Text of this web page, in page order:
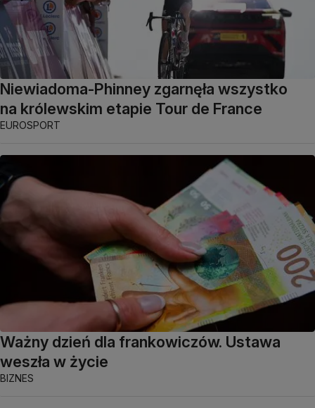
Niewiadoma-Phinney zgarnęła wszystko
na królewskim etapie Tour de France
EUROSPORT
Ważny dzień dla frankowiczów. Ustawa
weszła w życie
BIZNES